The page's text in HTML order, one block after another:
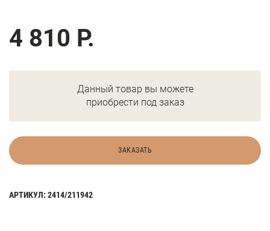
4 810 Р.
Данный товар вы можете
приобрести под заказ
ЗАКАЗАТЬ
АРТИКУЛ: 2414/211942